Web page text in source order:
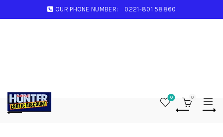
OUR PHONE NUMBER: 0221-801 58860
0 0